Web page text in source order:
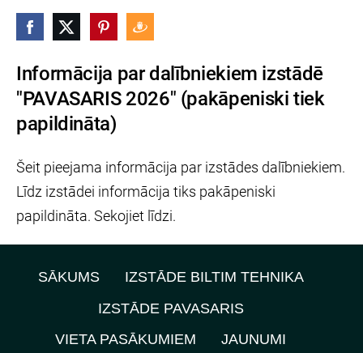
Informācija par dalībniekiem izstādē
"PAVASARIS 2026" (pakāpeniski tiek
papildināta)
Šeit pieejama informācija par izstādes dalībniekiem.
Līdz izstādei informācija tiks pakāpeniski
papildināta. Sekojiet līdzi.
SĀKUMS
IZSTĀDE BILTIM TEHNIKA
IZSTĀDE PAVASARIS
VIETA PASĀKUMIEM
JAUNUMI